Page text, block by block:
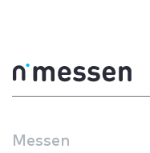
Messen